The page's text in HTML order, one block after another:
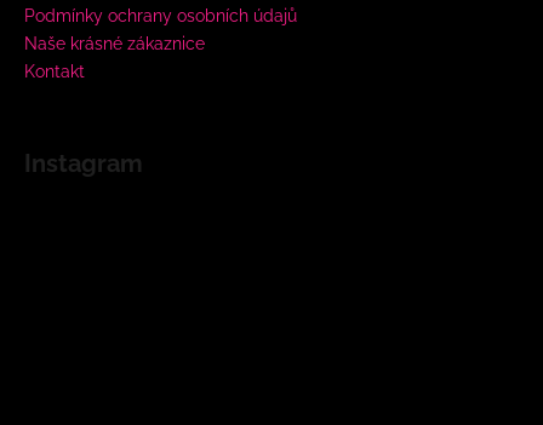
Podmínky ochrany osobních údajů
Naše krásné zákaznice
Kontakt
Instagram